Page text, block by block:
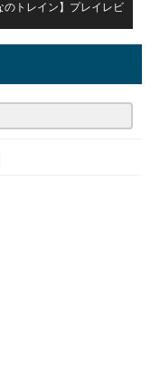
のトレイン】プレイレビ